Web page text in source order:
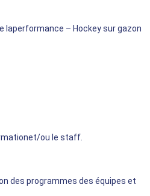
laperformance – Hockey sur gazon
et/ou le staff.
des programmes des équipes et